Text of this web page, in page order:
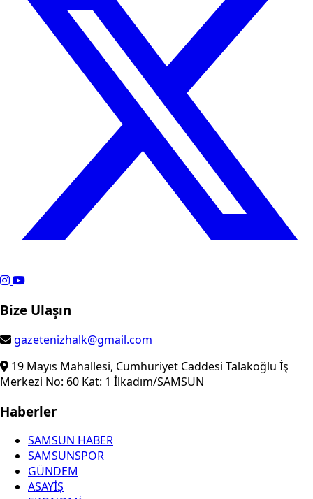
Bize Ulaşın
gazetenizhalk@gmail.com
19 Mayıs Mahallesi, Cumhuriyet Caddesi Talakoğlu İş
Merkezi No: 60 Kat: 1 İlkadım/SAMSUN
Haberler
SAMSUN HABER
SAMSUNSPOR
GÜNDEM
ASAYİŞ